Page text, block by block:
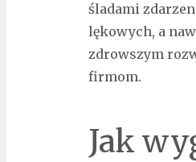
śladami
lękowych, a
zdrowszym
firmom.
Jak